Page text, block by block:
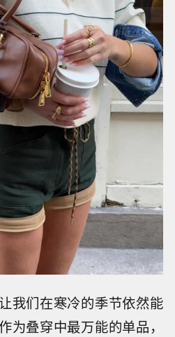
我们在寒冷的季节依然能
为叠穿中最万能的单品，